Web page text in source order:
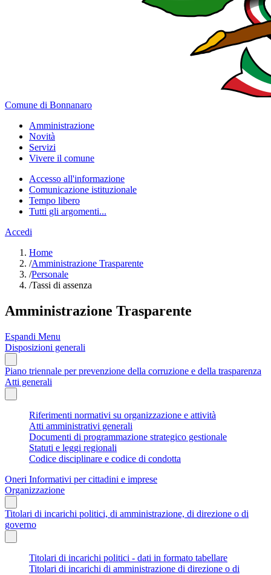
Comune di Bonnanaro
Amministrazione
Novità
Servizi
Vivere il comune
Accesso all'informazione
Comunicazione istituzionale
Tempo libero
Tutti gli argomenti...
Accedi
Home
/Amministrazione Trasparente
/Personale
/Tassi di assenza
Amministrazione Trasparente
Espandi Menu
Disposizioni generali
Piano triennale per prevenzione della corruzione e della trasparenza
Atti generali
Riferimenti normativi su organizzazione e attività
Atti amministrativi generali
Documenti di programmazione strategico gestionale
Statuti e leggi regionali
Codice disciplinare e codice di condotta
Oneri Informativi per cittadini e imprese
Organizzazione
Titolari di incarichi politici, di amministrazione, di direzione o di
governo
Titolari di incarichi politici - dati in formato tabellare
Titolari di incarichi di amministrazione di direzione o di